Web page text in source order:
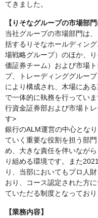
てきました。
【りそなグループの市場部門
当社グループの市場部門は
括するりそなホールディン
場戦略グループ）のほか、
価証券チーム）および市場
プ、トレーディンググルー
により構成され、木場にあ
で一体的に執務を行ってい
行資金証券部および市場ト
す>
銀行のALM運営の中心とな
ていく重要な役割を担う部
め、大きな責任を伴いなが
り組める環境です。また
り、当部においてもプロ人
おり、コース認定された方
ていただる制度となってお
【業務内容】